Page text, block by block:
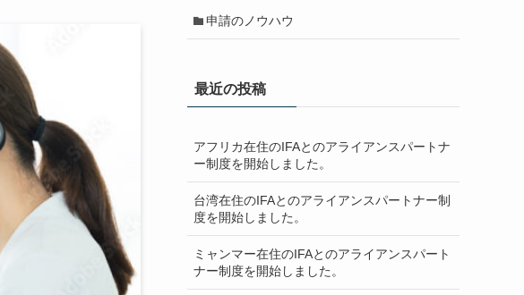
申請のノウハウ
最近の投稿
アフリカ在住のIFAとのアライアンスパートナ
ー制度を開始しました。
台湾在住のIFAとのアライアンスパートナー制
度を開始しました。
ミャンマー在住のIFAとのアライアンスパート
ナー制度を開始しました。